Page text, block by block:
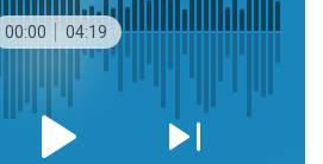
00:00 04:19